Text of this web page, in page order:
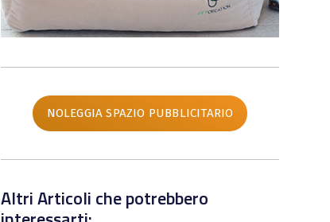
NOLEGGIA SPAZIO PUBBLICITARIO
Altri Articoli che potrebbero